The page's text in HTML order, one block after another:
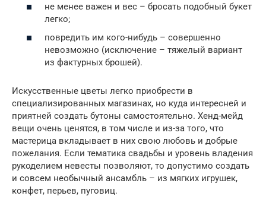
не менее важен и вес – бросать подобный букет
легко;
повредить им кого-нибудь – совершенно
невозможно (исключение – тяжелый вариант
из фактурных брошей).
Искусственные цветы легко приобрести в
специализированных магазинах, но куда интересней и
приятней создать бутоны самостоятельно. Хенд-мейд
вещи очень ценятся, в том числе и из-за того, что
мастерица вкладывает в них свою любовь и добрые
пожелания. Если тематика свадьбы и уровень владения
рукоделием невесты позволяют, то допустимо создать
и совсем необычный ансамбль – из мягких игрушек,
конфет, перьев, пуговиц.